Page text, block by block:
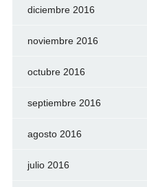
diciembre 2016
noviembre 2016
octubre 2016
septiembre 2016
agosto 2016
julio 2016